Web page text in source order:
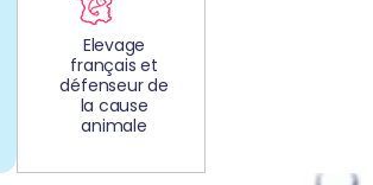
Elevage
français et
défenseur de
la cause
animale